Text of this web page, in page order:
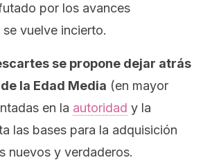
por los avances
vuelve incierto.
se propone dejar atrás
la Edad Media (en mayor
en la autoridad y la
las bases para la adquisición
nuevos y verdaderos.